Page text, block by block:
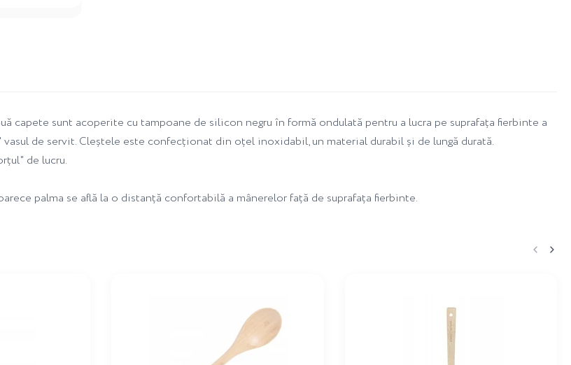
capete sunt acoperite cu tampoane de silicon negru în formă ondulată pentru a lucra pe suprafața fierbinte a
de servit. Cleștele este confecționat din oțel inoxidabil, un material durabil și de lungă durată.
de lucru.
palma se află la o distanță confortabilă a mânerelor față de suprafața fierbinte.